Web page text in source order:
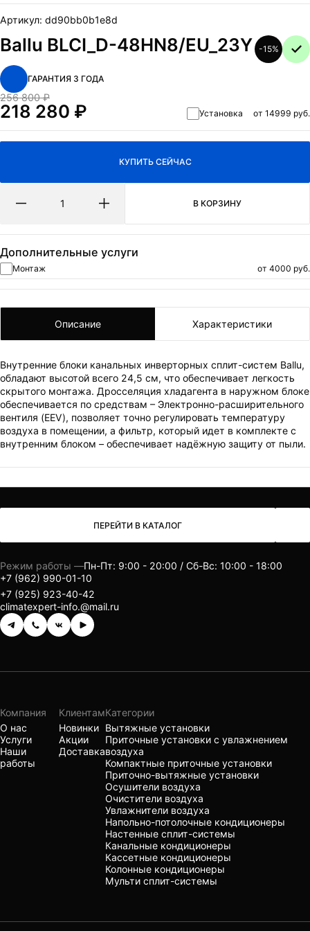
Артикул: dd90bb0b1e8d
Ballu BLCI_D-48HN8/EU_23Y
ГАРАНТИЯ 3 ГОДА
-15%
256 800₽
Первоначальная
цена
составляла
800 ₽.
218 280 ₽
Текущая
цена:
280 ₽.
Установка от 14999 руб.
КУПИТЬ СЕЙЧАС
В КОРЗИНУ
Дополнительные услуги
Монтаж от 4000 руб.
Описание Характеристики
Внутренние блоки канальных инверторных сплит-систем Ballu,
обладают высотой всего 24,5 см, что обеспечивает легкость
скрытого монтажа. Дросселяция хладагента в наружном блоке
обеспечивается по средствам – Электронно-расширительного
вентиля (EEV), позволяет точно регулировать температуру
воздуха в помещении, а фильтр, который идет в комплекте с
внутренним блоком – обеспечивает надёжную защиту от пыли.
ПЕРЕЙТИ В КАТАЛОГ
Режим работы —Пн-Пт: 9:00 - 20:00 / Сб-Вс: 10:00 - 18:00
+7 (962) 990-01-10
+7 (925) 923-40-42
climatexpert-info.@mail.ru
Компания
О нас
Услуги
Наши
работы
Клиентам
Новинки
Акции
Доставка
Категории
Вытяжные установки
Приточные установки с увлажнением
воздуха
Компактные приточные установки
Приточно-вытяжные установки
Осушители воздуха
Очистители воздуха
Увлажнители воздуха
Напольно-потолочные кондиционеры
Настенные сплит-системы
Канальные кондиционеры
Кассетные кондиционеры
Колонные кондиционеры
Мульти сплит-системы
Нажимая на кнопку Отправить я даю согласие на обработку
персональных данныхи политикa конфиденциальности.
ВАШ ЗАКАЗ УСПЕШНО ОФОРМЛЕН!
Мы скоро свяжемся с вами.
Пожалуйста повторите попытку позже.